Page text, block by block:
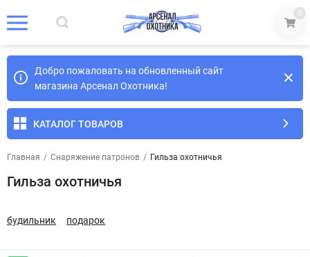
0
Добро пожаловать на обновленный сайт
магазина Арсенал Охотника!
КАТАЛОГ ТОВАРОВ
Главная / Снаряжение патронов / Гильза охотничья
Гильза охотничья
будильник подарок